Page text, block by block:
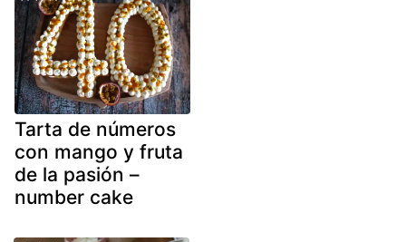
Tarta de números
con mango y fruta
de la pasión –
number cake